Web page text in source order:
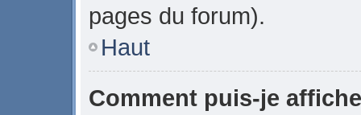
pages du forum).
Haut
Comment puis-je